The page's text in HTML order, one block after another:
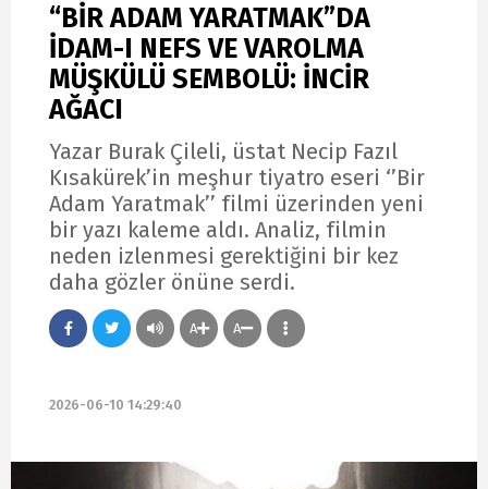
“BİR ADAM YARATMAK”DA
İDAM-I NEFS VE VAROLMA
MÜŞKÜLÜ SEMBOLÜ: İNCİR
AĞACI
Yazar Burak Çileli, üstat Necip Fazıl
Kısakürek’in meşhur tiyatro eseri ‘’Bir
Adam Yaratmak’’ filmi üzerinden yeni
bir yazı kaleme aldı. Analiz, filmin
neden izlenmesi gerektiğini bir kez
daha gözler önüne serdi.
A A
2026-06-10 14:29:40